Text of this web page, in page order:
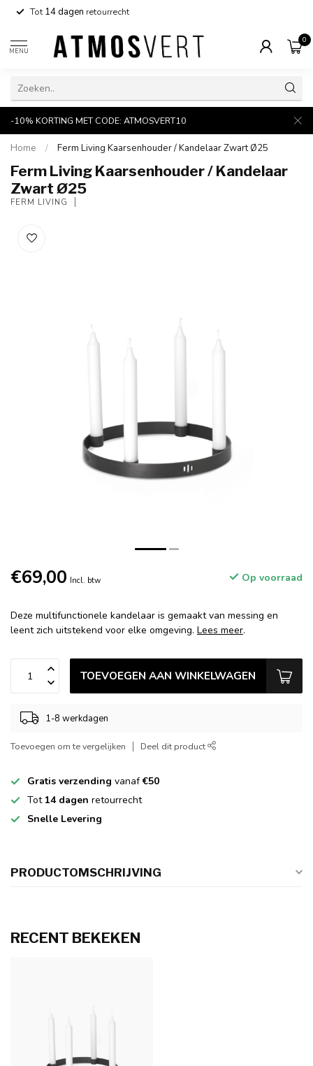
Tot14 dagen retourrecht
MENU
0
-10% KORTING MET CODE: ATMOSVERT10
Home / Ferm Living Kaarsenhouder / Kandelaar Zwart Ø25
Ferm Living Kaarsenhouder / Kandelaar
Zwart Ø25
FERM LIVING
€69,00 Incl. btw Op voorraad
Deze multifunctionele kandelaar is gemaakt van messing en
leent zich uitstekend voor elke omgeving. Lees meer.
TOEVOEGEN AAN WINKELWAGEN
1-8 werkdagen
Toevoegen om te vergelijken Deel dit product
Gratis verzending vanaf€50
Tot 14 dagen retourrecht
Snelle Levering
PRODUCTOMSCHRIJVING
RECENT BEKEKEN